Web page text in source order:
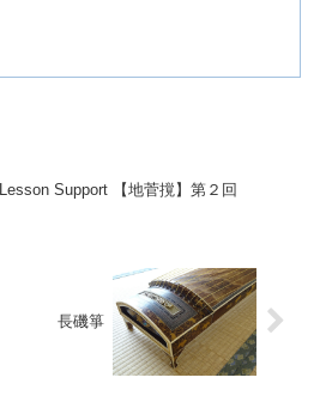
Lesson Support 【地菅撹】第２回
長磯箏